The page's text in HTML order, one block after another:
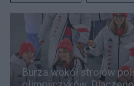
Burza wokół strojów